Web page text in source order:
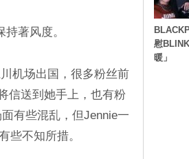
著风度。
机场出国，很多粉丝前
信送到她手上，也有粉
有些混乱，但Jennie一
些不知所措。
慰
暖」